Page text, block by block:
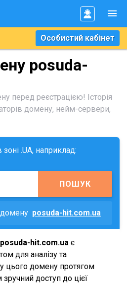
Особистий кабінет
posuda-
перед реєстрацією! Історія
домену, нейм-сервери,
.UA, наприклад:
ПОШУК
posuda-hit.com.ua
posuda-hit.com.ua є
для аналізу та
цього домену протягом
доступ до цієї